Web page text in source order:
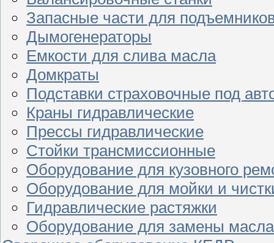
Запасные части для
Дымогенераторы
Емкости для слива масла
Домкраты
Подставки страховочные под
Краны гидравлические
Прессы гидравлические
Стойки трансмиссионные
Оборудование для кузовного
Оборудование для мойки и
Гидравлические растяжки
Оборудование для замены масла